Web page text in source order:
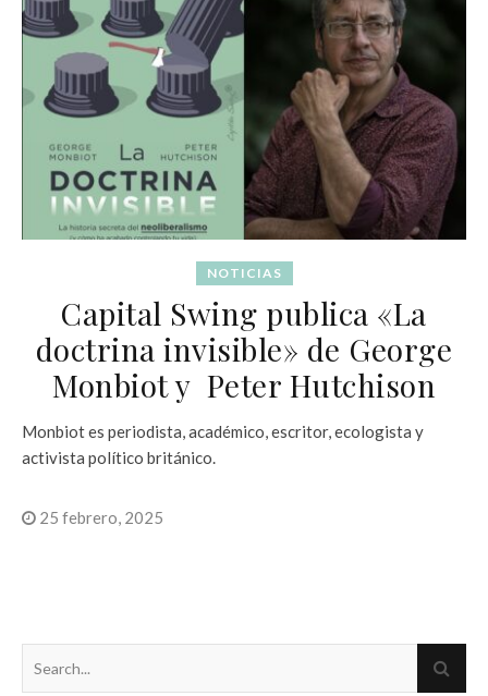
NOTICIAS
Capital Swing publica «La
doctrina invisible» de George
Monbiot y Peter Hutchison
Monbiot es periodista, académico, escritor, ecologista y
activista político británico.
25 febrero, 2025